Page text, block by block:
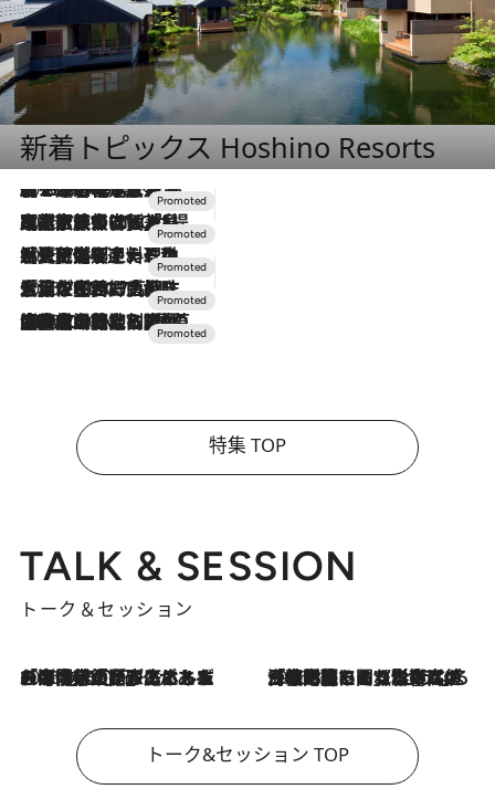
新着トピックス Hoshino Resorts
2026.8.7
【トンボの足水浴】ヒノキの香りに包まれて涼感マックス！約13℃の湧水かけ流しを避暑地「星野温泉 トンボの湯」で体験
2026.7.31
【ホテル帰省】という選択肢をOMOが提案。家族とほどよい距離を保つには「昼は実家、夜は気兼ねなくホテルで！」
2026.7.24
【夏限定ディナーコース】旬を迎える稚鮎や花ズッキーニなどをイタリア・トスカーナの郷土料理の手法で満喫！
2026.7.17
「土佐和ハーブかき氷」がOMO7高知に登場！生姜、山椒、大葉など目にも舌にも涼を呼ぶ郷土の味
2026.7.10
NEW OPEN！【界 草津】名湯の地に誕生。趣の異なる2種の温泉と上州ならではの会席・蕎麦割烹など美食を味わう究極の癒やし旅
特集 TOP
TALK & SESSION
トーク＆セッション
2026.8.3
「今後値上げがあるとすれば…」「リスクがあるのは今年の冬」エネルギー専門家が語る、ホルムズ海峡封鎖が家庭にもたらす“ある心配” 2026.8.3
「住宅建てられない…」「サーチャージ料の高値が続いている」ホルムズ海峡封鎖による影響はいつまで続く？《エネルギー専門家に聞く“どうなる日本の暮らし”》
トーク&セッション TOP